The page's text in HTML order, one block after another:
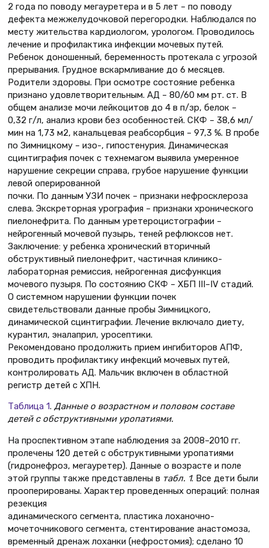
2 года по поводу мегауретера и в 5 лет – по поводу
дефекта межжелудочковой перегородки. Наблюдался по
месту жительства кардиологом, урологом. Проводилось
лечение и профилактика инфекции мочевых путей.
Ребенок доношенный, беременность протекала с угрозой
прерывания. Грудное вскармливание до 6 месяцев.
Родители здоровы. При осмотре состояние ребенка
признано удовлетворительным. АД – 80/60 мм рт. ст. В
общем анализе мочи лейкоцитов до 4 в п/зр, белок –
0,32 г/л, анализ крови без особенностей. СКФ – 38,6 мл/
мин на 1,73 м2, канальцевая реабсорбция – 97,3 %. В пробе
по Зимницкому – изо-, гипостенурия. Динамическая
сцинтиграфия почек с технемагом выявила умеренное
нарушение секреции справа, грубое нарушение функции
левой оперированной
почки. По данным УЗИ почек – признаки нефросклероза
слева. Экскреторная урография – признаки хронического
пиелонефрита. По данным уретероцистографии –
нейрогенный мочевой пузырь, теней рефлюксов нет.
Заключение: у ребенка хронический вторичный
обструктивный пиелонефрит, частичная клинико-
лабораторная ремиссия, нейрогенная дисфункция
мочевого пузыря. По состоянию СКФ – ХБП III–IV стадий.
О системном нарушении функции почек
свидетельствовали данные пробы Зимницкого,
динамической сцинтиграфии. Лечение включало диету,
курантил, эналаприл, уросептики.
Рекомендовано продолжить прием ингибиторов АПФ,
проводить профилактику инфекций мочевых путей,
контролировать АД. Мальчик включен в областной
регистр детей с ХПН.
Таблица 1. Данные о возрастном и половом составе
детей с обструктивными уропатиями.
На проспективном этапе наблюдения за 2008–2010 гг.
пролечены 120 детей с обструктивными уропатиями
(гидронефроз, мегауретер). Данные о возрасте и поле
этой группы также представлены в табл. 1. Все дети были
прооперированы. Характер проведенных операций: полная
резекция
адинамического сегмента, пластика лоханочно-
мочеточникового сегмента, стентирование анастомоза,
временный дренаж лоханки (нефростомия); сделано 10